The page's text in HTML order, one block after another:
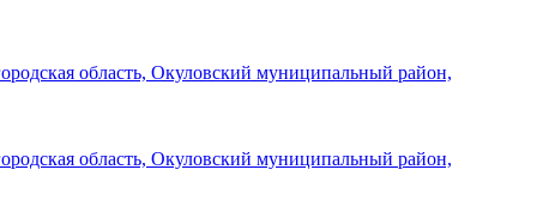
область, Окуловский муниципальный район,
область, Окуловский муниципальный район,